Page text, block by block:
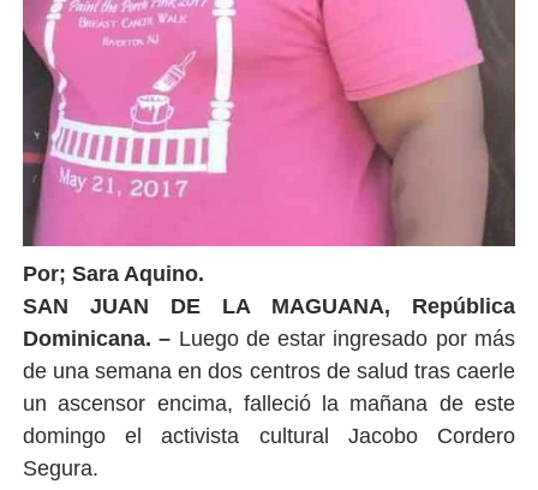
Por; Sara Aquino.
SAN JUAN DE LA MAGUANA, República
Dominicana. – Luego de estar ingresado por más
de una semana en dos centros de salud tras caerle
un ascensor encima, falleció la mañana de este
domingo el activista cultural Jacobo Cordero
Segura.